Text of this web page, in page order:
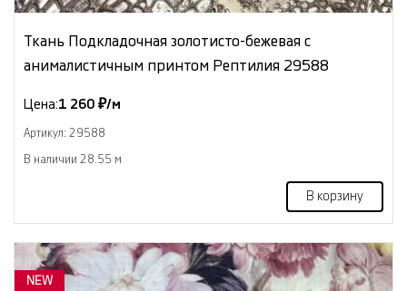
Ткань Подкладочная золотисто-бежевая с
анималистичным принтом Рептилия 29588
Цена:1 260 ₽/м
Артикул: 29588
В наличии 28.55 м
В корзину
NEW